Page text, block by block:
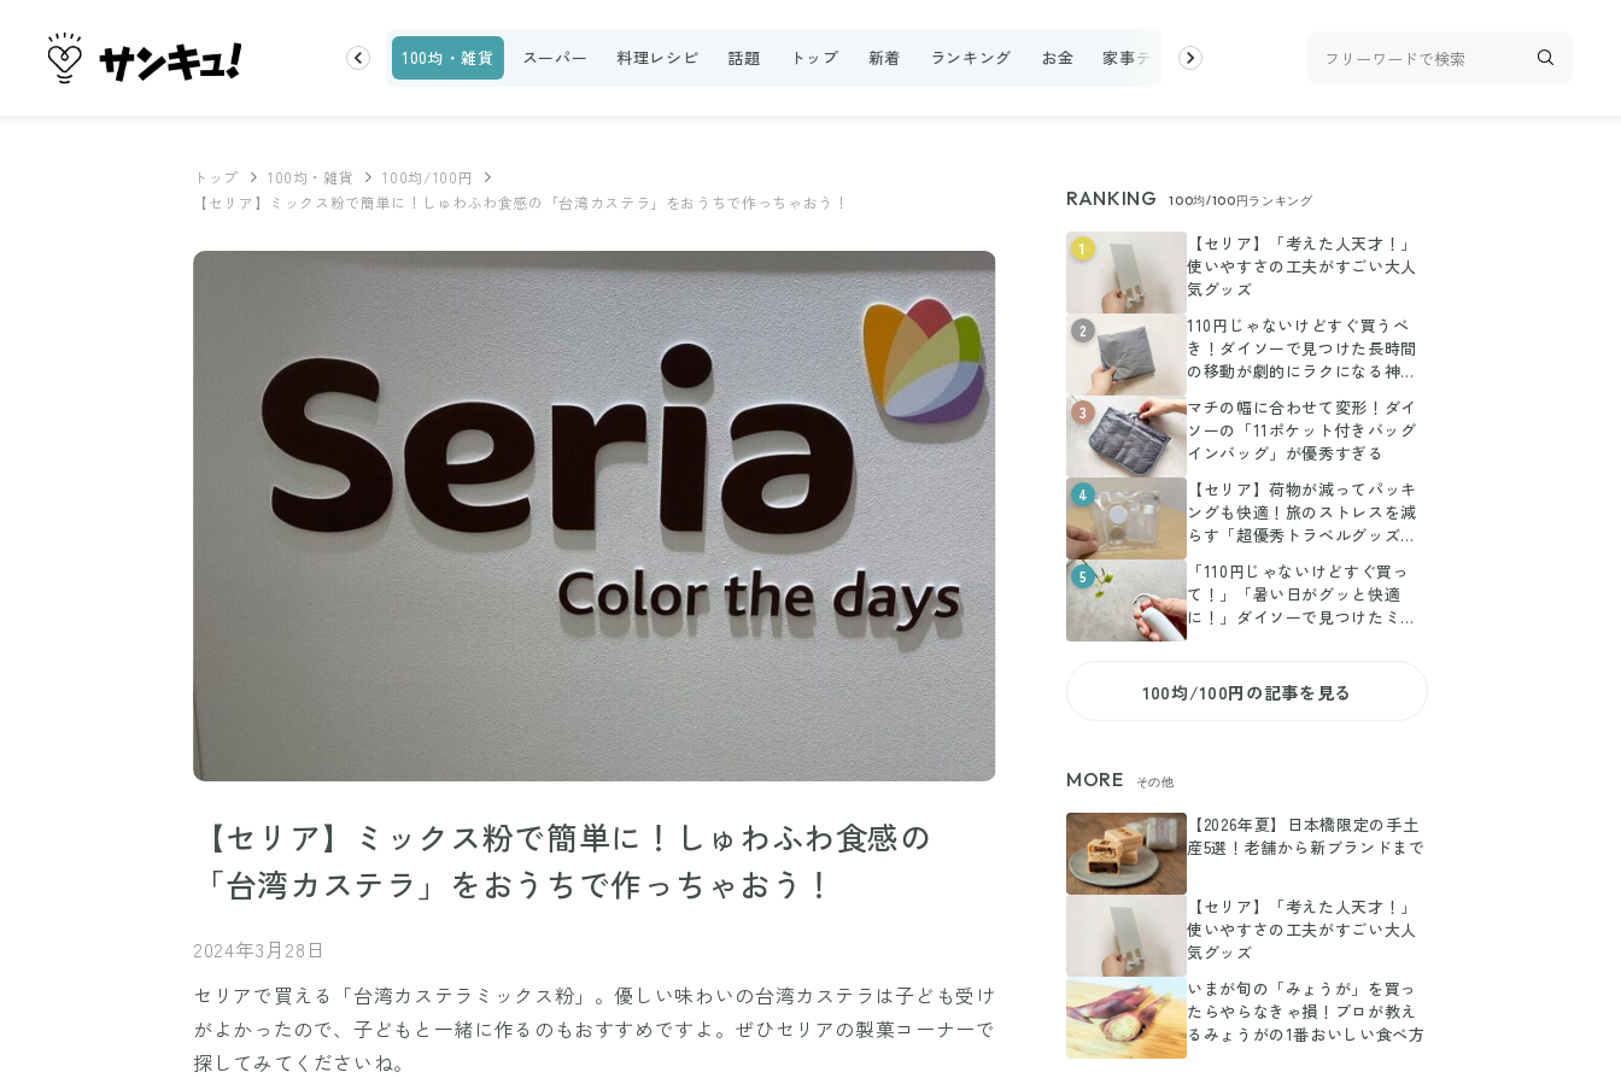
家事テク 収納・片付け ビューティ 100均・雑貨 スーパー 料理レシピ 話題 トップ 新着 ランキング お金 家事テク 収納・片付け ビューティ 100均・雑貨
トップ 100均・雑貨
100均/100円
【セリア】ミックス粉で簡単に！しゅわふわ食感の「台湾カステラ」をおうちで作っちゃおう！
【セリア】ミックス粉で簡単に！しゅわふわ食感の
「台湾カステラ」をおうちで作っちゃおう！
2024年3月28日
セリアで買える「台湾カステラミックス粉」。優しい味わいの台湾カステラは子ども受け
がよかったので、子どもと一緒に作るのもおすすめですよ。ぜひセリアの製菓コーナーで
探してみてくださいね。
RANKING 100均/100円ランキング
1
【セリア】「考えた人天才！」
使いやすさの工夫がすごい大人
気グッズ
2
110円じゃないけどすぐ買うべ
き！ダイソーで見つけた長時間
の移動が劇的にラクになる神ア
3
マチの幅に合わせて変形！ダイ
ソーの「11ポケット付きバッグ
インバッグ」が優秀すぎる
4
【セリア】荷物が減ってパッキ
ングも快適！旅のストレスを減
らす「超優秀トラベルグッズ」3
5
「110円じゃないけどすぐ買っ
て！」「暑い日がグッと快適
に！」ダイソーで見つけたミニ
100均/100円の記事を見る
MORE その他
【2026年夏】日本橋限定の手土
産5選！老舗から新ブランドまで
【セリア】「考えた人天才！」
使いやすさの工夫がすごい大人
気グッズ
いまが旬の「みょうが」を買っ
たらやらなきゃ損！プロが教え
るみょうがの1番おいしい食べ方